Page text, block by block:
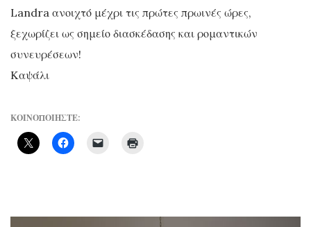
Landra ανοιχτό μέχρι τις πρώτες πρωινές ώρες,
ξεχωρίζει ως σημείο διασκέδασης και ρομαντικών
συνευρέσεων!
Καψάλι
ΚΟΙΝΟΠΟΙΗΣΤΕ: